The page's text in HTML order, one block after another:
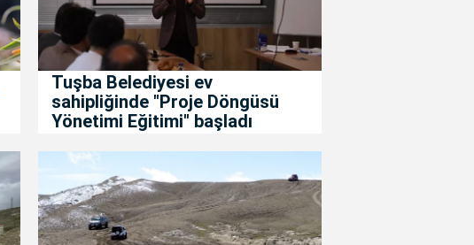
Tuşba Belediyesi ev
sahipliğinde "Proje Döngüsü
Yönetimi Eğitimi" başladı